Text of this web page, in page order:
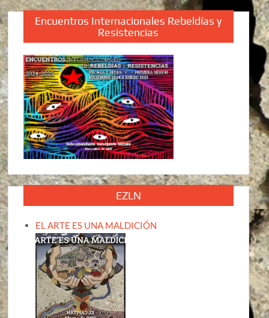
Encuentros Internacionales Rebeldías y
Resistencias
EZLN
EL ARTE ES UNA MALDICIÓN